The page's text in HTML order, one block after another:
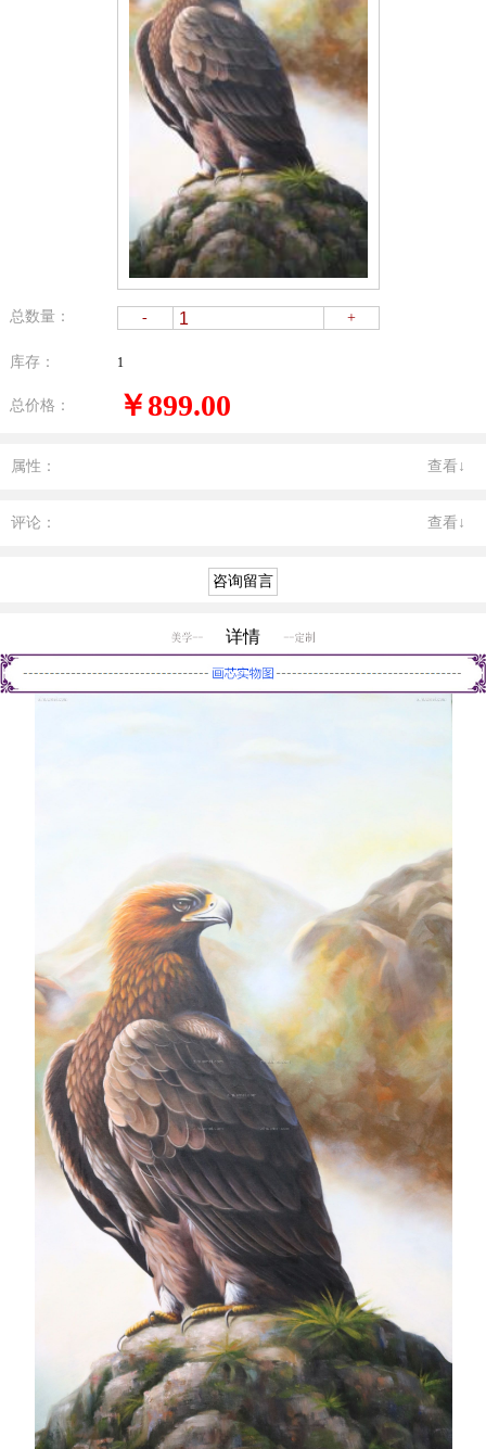
总数量： - +
库存： 1
总价格： ￥899.00
属性： 查看↓
评论： 查看↓
详情